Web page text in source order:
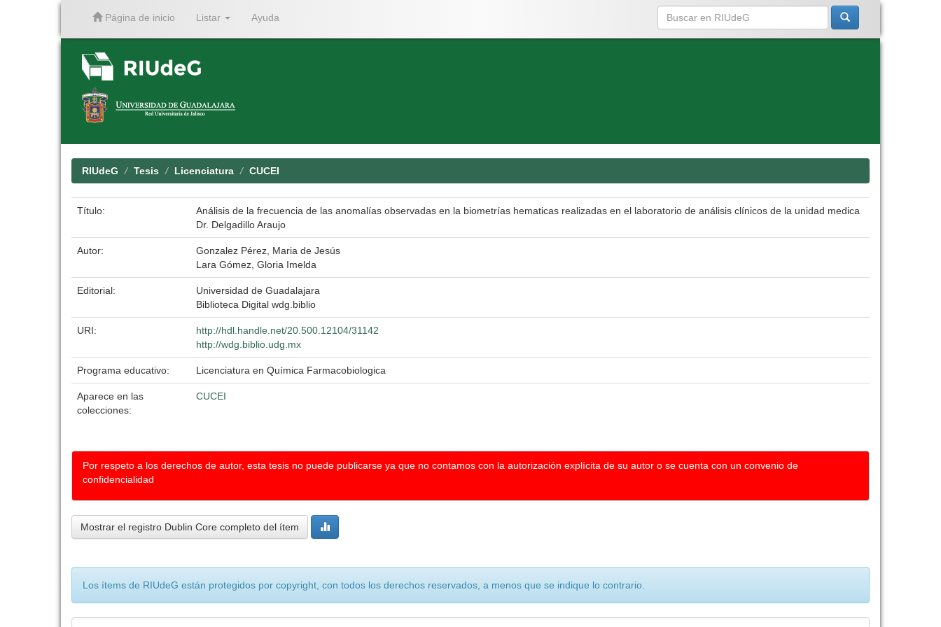
Página de inicio Listar Ayuda
RIUdeG Tesis Licenciatura CUCEI
Título:
Análisis de la frecuencia de las anomalías observadas en la biometrías hematicas realizadas en el laboratorio de análisis clínicos de la unidad medica
Dr. Delgadillo Araujo
Autor:
Gonzalez Pérez, Maria de Jesús
Lara Gómez, Gloria Imelda
Editorial:
Universidad de Guadalajara
Biblioteca Digital wdg.biblio
URI:
http://hdl.handle.net/20.500.12104/31142
http://wdg.biblio.udg.mx
Programa educativo: Licenciatura en Química Farmacobiologica
Aparece en las
colecciones:
CUCEI
Por respeto a los derechos de autor, esta tesis no puede publicarse ya que no contamos con la autorización explícita de su autor o se cuenta con un convenio de
confidencialidad
Mostrar el registro Dublin Core completo del ítem
Los ítems de RIUdeG están protegidos por copyright, con todos los derechos reservados, a menos que se indique lo contrario.